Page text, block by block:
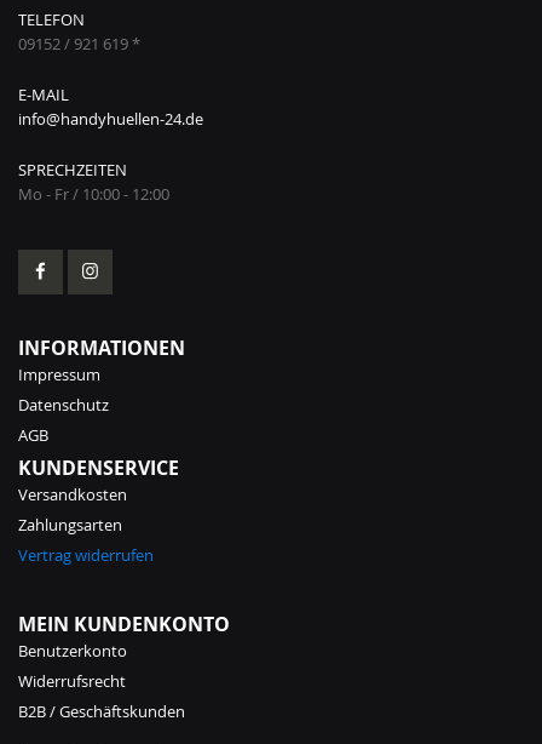
TELEFON
09152 / 921 619 *
E-MAIL
info@handyhuellen-24.de
SPRECHZEITEN
Mo - Fr / 10:00 - 12:00
INFORMATIONEN
Impressum
Datenschutz
AGB
KUNDENSERVICE
Versandkosten
Zahlungsarten
Vertrag widerrufen
MEIN KUNDENKONTO
Benutzerkonto
Widerrufsrecht
B2B / Geschäftskunden